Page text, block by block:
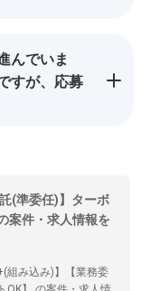
んでいま
すが、応募
(準委任)】ターボ
案件・求人情報を
組み込み)】【業務委